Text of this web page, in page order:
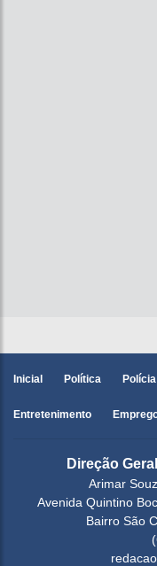
Inicial Política Polícia
Entretenimento
Direção
Arimar
Avenida Quintino
Bairro São